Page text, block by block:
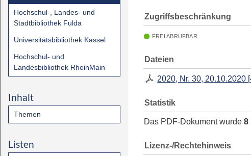
Hochschul-, Landes- und
Stadtbibliothek Fulda
Universitätsbibliothek Kassel
Hochschul- und
Landesbibliothek RheinMain
Inhalt
Themen
Listen
Zugriffsbeschränkung
FREI ABRUFBAR
Dateien
2020, Nr. 30, 20.10.2020 [
Statistik
Das PDF-Dokument wurde 8
Lizenz-/Rechtehinweis